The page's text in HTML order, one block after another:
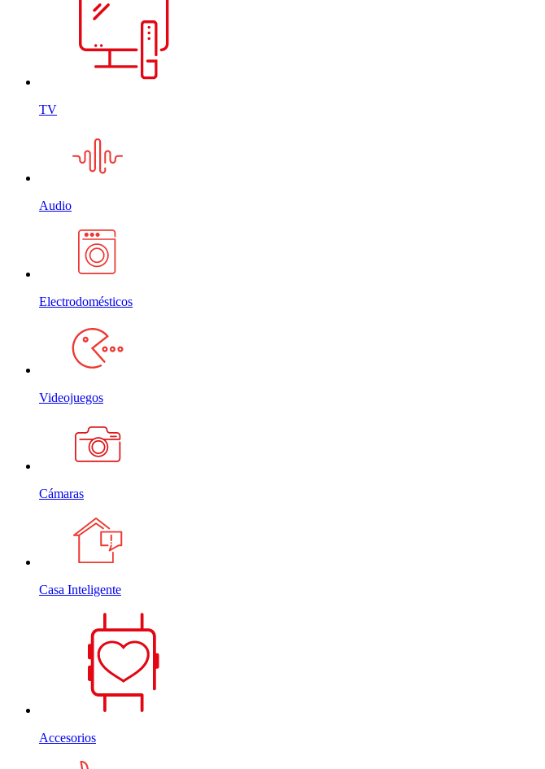
TV
Audio
Electrodomésticos
Videojuegos
Cámaras
Casa Inteligente
Accesorios